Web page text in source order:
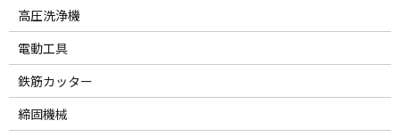
高圧洗浄機
電動工具
鉄筋カッター
締固機械